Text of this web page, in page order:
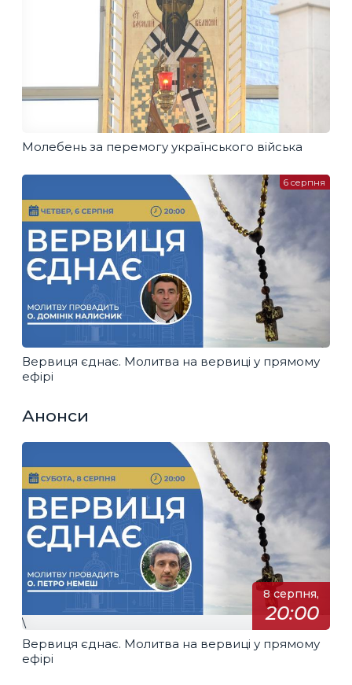
Молебень за перемогу українського війська
Вервиця єднає. Молитва на вервиці у прямому
ефірі
6 серпня
Анонси
8 серпня,
20:00
\
Вервиця єднає. Молитва на вервиці у прямому
ефірі